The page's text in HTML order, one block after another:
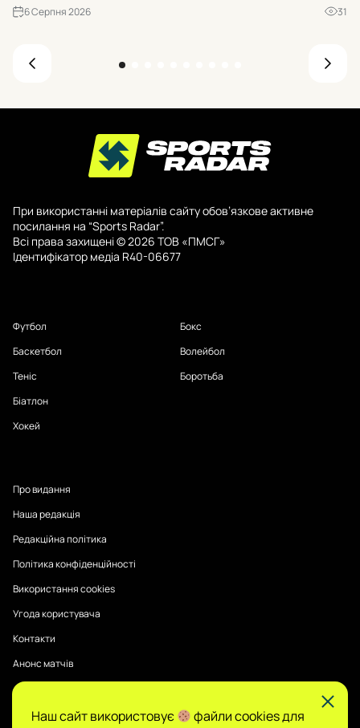
до кінця 2026 року їхня кількість має перевищити триста. Р...
6 Серпня 2026 31
При використанні матеріалів сайту обов’язкове активне
посилання на “Sports Radar”.
Всі права захищені © 2026 ТОВ «ПМСГ»
Ідентифікатор медіа R40-06677
Футбол
Баскетбол
Теніс
Біатлон
Хокей
Бокс
Волейбол
Боротьба
Про видання
Наша редакція
Редакційна політика
Політика конфіденційності
Використання cookies
Угода користувача
Контакти
Анонс матчів
Публікації на Sports Radar мають інформаційний характер.
Наш сайт використовує
файли cookies для